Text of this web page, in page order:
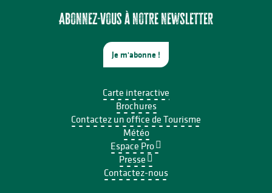
Abonnez-vous à notre newsletter
Je m'abonne !
Carte interactive
Brochures
Contactez un office de Tourisme
Météo
Espace Pro
Presse
Contactez-nous